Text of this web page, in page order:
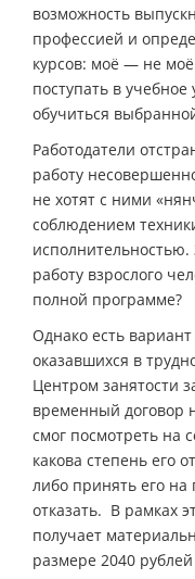
возможность
профессией и
курсов: моё — не
поступать в
обучиться
Работодатели
работу
не хотят с ними
соблюдением
работу взрослого
полной программе?
Однако есть
оказавшихся в
Центром занятости
временный договор
смог посмотреть на
какова степень его
либо принять его на
отказать. В рамках
получает
размере 2040